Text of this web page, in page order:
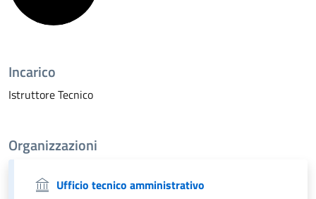
Incarico
Istruttore Tecnico
Organizzazioni
Ufficio tecnico amministrativo